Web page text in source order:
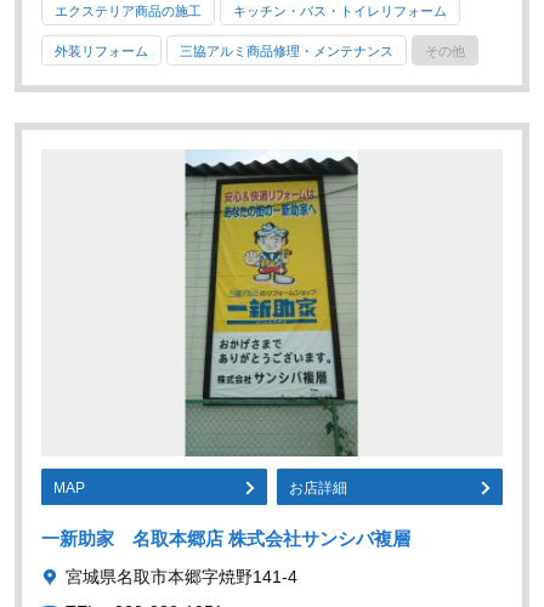
エクステリア商品の施工 キッチン・バス・トイレリフォーム
外装リフォーム 三協アルミ商品修理・メンテナンス その他
MAP お店詳細
一新助家 名取本郷店 株式会社サンシバ複層
宮城県名取市本郷字焼野141-4